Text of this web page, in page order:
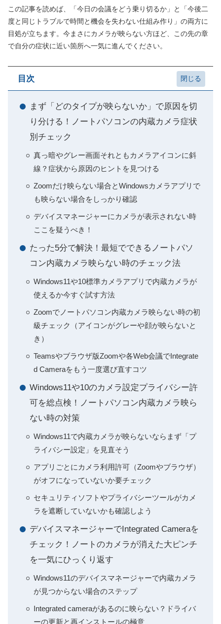
この記事を読めば、「今日の会議をどう乗り切るか」と「今後二
度と同じトラブルで時間と機会を失わない仕組み作り」の両方に
目処が立ちます。今まさにカメラが映らない方ほど、この先の章
で自分の症状に近い箇所へ一気に進んでください。
目次
まず「どのタイプが映らないか」で原因を切
り分ける！ノートパソコンの内蔵カメラ症状
別チェック
真っ暗やグレー画面それともカメラアイコンに斜
線？症状から原因のヒントを見つける
Zoomだけ映らない場合とWindowsカメラアプリで
も映らない場合をしっかり確認
デバイスマネージャーにカメラが表示されない時
ここを疑うべき！
たった5分で解決！最短でできるノートパソ
コン内蔵カメラ映らない時のチェック法
Windows11や10標準カメラアプリで内蔵カメラが
使えるか今すぐ試す方法
Zoomでノートパソコン内蔵カメラ映らない時の初
級チェック（アイコンがグレーや顔が映らないと
き）
Teamsやブラウザ版Zoomや各Web会議でIntegrate
d Cameraをもう一度選び直すコツ
Windows11や10のカメラ設定プライバシー許
可を総点検！ノートパソコン内蔵カメラ映ら
ない時の対策
Windows11で内蔵カメラが映らないならまず「プ
ライバシー設定」を見直そう
アプリごとにカメラ利用許可（Zoomやブラウザ）
がオフになっていないか要チェック
セキュリティソフトやプライバシーツールがカメ
ラを遮断していないかも確認しよう
デバイスマネージャーでIntegrated Cameraを
チェック！ノートのカメラが消えた大ピンチ
を一気にひっくり返す
Windows11のデバイスマネージャーで内蔵カメラ
が見つからない場合のステップ
Integrated cameraがあるのに映らない？ドライバ
ーの更新と再インストールの極意